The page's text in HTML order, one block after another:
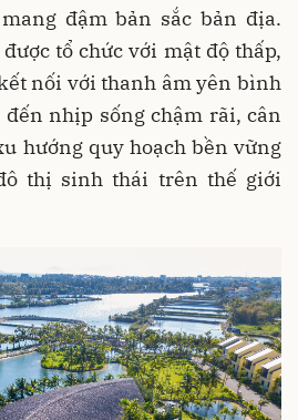
đậm bản sắc bản địa.
tổ chức với mật độ thấp,
nối với thanh âm yên bình
nhịp sống chậm rãi, cân
hướng quy hoạch bền vững
thị sinh thái trên thế giới